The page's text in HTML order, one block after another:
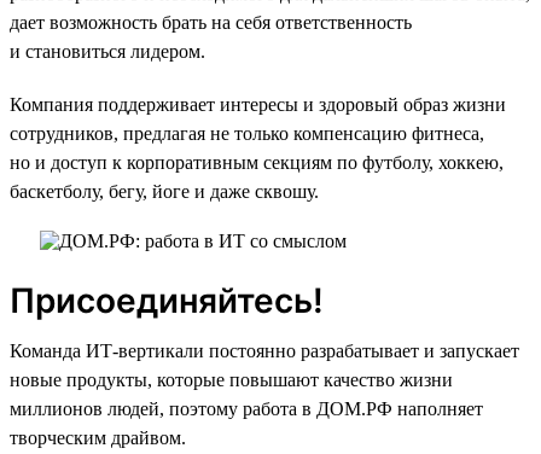
дает возможность брать на себя ответственность
и становиться лидером.
Компания поддерживает интересы и здоровый образ жизни
сотрудников, предлагая не только компенсацию фитнеса,
но и доступ к корпоративным секциям по футболу, хоккею,
баскетболу, бегу, йоге и даже сквошу.
Присоединяйтесь!
Команда ИТ-вертикали постоянно разрабатывает и запускает
новые продукты, которые повышают качество жизни
миллионов людей, поэтому работа в ДОМ.РФ наполняет
творческим драйвом.